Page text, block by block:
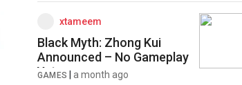
xtameem
Black Myth: Zhong Kui
Announced – No Gameplay
Yet
GAMES |a month ago